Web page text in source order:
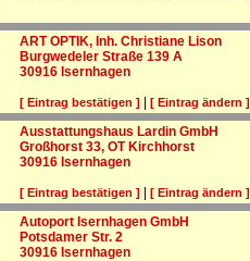
ART OPTIK, Inh. Christiane Lison
Burgwedeler Straße 139 A
30916 Isernhagen
[ Eintrag bestätigen ] [ Eintrag ändern ]
Ausstattungshaus Lardin GmbH
Großhorst 33, OT Kirchhorst
30916 Isernhagen
[ Eintrag bestätigen ] [ Eintrag ändern ]
Autoport Isernhagen GmbH
Potsdamer Str. 2
30916 Isernhagen